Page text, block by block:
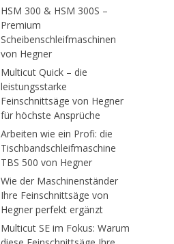
HSM 300 & HSM 300S –
Premium
Scheibenschleifmaschinen
von Hegner
Multicut Quick – die
leistungsstarke
Feinschnittsäge von Hegner
für höchste Ansprüche
Arbeiten wie ein Profi: die
Tischbandschleifmaschine
TBS 500 von Hegner
Wie der Maschinenständer
Ihre Feinschnittsäge von
Hegner perfekt ergänzt
Multicut SE im Fokus: Warum